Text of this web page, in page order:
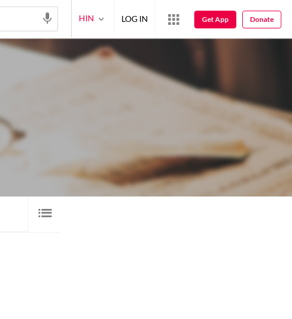
HIN LOG IN Get App Donate